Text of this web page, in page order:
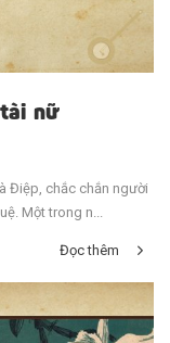
nữ
Điệp, chắc chắn người
Một trong n...
Đọc thêm